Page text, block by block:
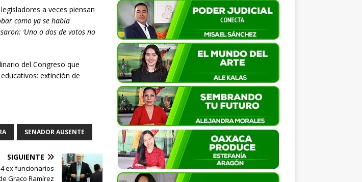
a veces piensan
como ya se había
‘Uno o dos de votos no
del Congreso que
extinción de
SENADOR AUSENTE
SIGUIENTE
ex funcionarios
Graco Ramírez